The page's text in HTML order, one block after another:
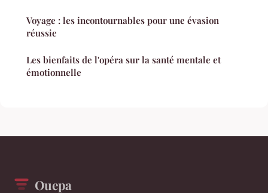
Voyage : les incontournables pour une évasion
réussie
Les bienfaits de l'opéra sur la santé mentale et
émotionnelle
Ouepa